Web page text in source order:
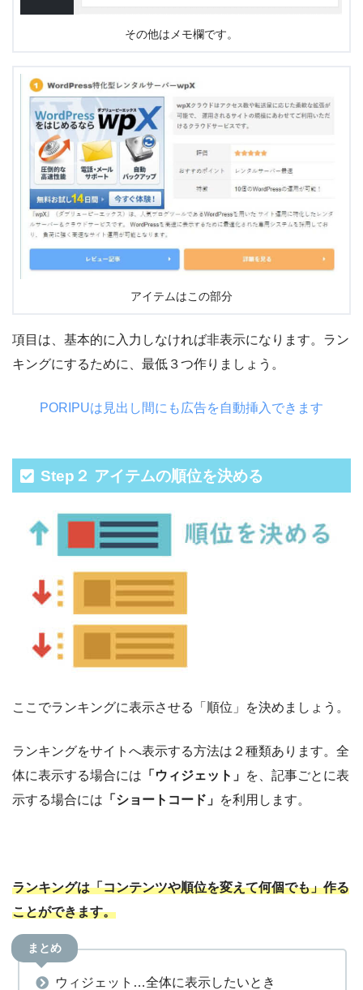
その他はメモ欄です。
アイテムはこの部分
項目は、基本的に入力しなければ非表示になります。ラン
キングにするために、最低３つ作りましょう。
PORIPUは見出し間にも広告を自動挿入できます
Step２ アイテムの順位を決める
ここでランキングに表示させる「順位」を決めましょう。
ランキングをサイトへ表示する方法は２種類あります。全
体に表示する場合には 「ウィジェット」 を、記事ごとに表
示する場合には 「ショートコード」 を利用します。
ランキングは「コンテンツや順位を変えて何個でも」作る
ことができます。
まとめ
ウィジェット…全体に表示したいとき